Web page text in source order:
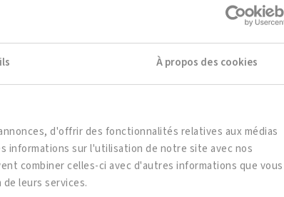
À propos des cookies
d'offrir des fonctionnalités relatives aux médias
informations sur l'utilisation de notre site avec nos
combiner celles-ci avec d'autres informations que vous
leurs services.
de composants bactériens dans le foie.»
santé